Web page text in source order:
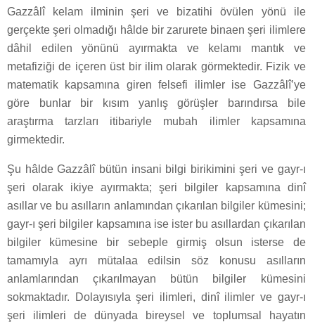
Gazzâlî kelam ilminin şeri ve bizatihi övülen yönü ile
gerçekte şeri olmadığı hâlde bir zarurete binaen şeri ilimlere
dâhil edilen yönünü ayırmakta ve kelamı mantık ve
metafiziği de içeren üst bir ilim olarak görmektedir. Fizik ve
matematik kapsamına giren felsefi ilimler ise Gazzâlî’ye
göre bunlar bir kısım yanlış görüşler barındırsa bile
araştırma tarzları itibariyle mubah ilimler kapsamına
girmektedir.
Şu hâlde Gazzâlî bütün insani bilgi birikimini şeri ve gayr-ı
şeri olarak ikiye ayırmakta; şeri bilgiler kapsamına dinî
asıllar ve bu asılların anlamından çıkarılan bilgiler kümesini;
gayr-ı şeri bilgiler kapsamına ise ister bu asıllardan çıkarılan
bilgiler kümesine bir sebeple girmiş olsun isterse de
tamamıyla ayrı mütalaa edilsin söz konusu asılların
anlamlarından çıkarılmayan bütün bilgiler kümesini
sokmaktadır. Dolayısıyla şeri ilimleri, dinî ilimler ve gayr-ı
şeri ilimleri de dünyada bireysel ve toplumsal hayatın